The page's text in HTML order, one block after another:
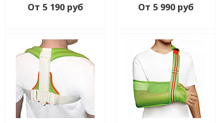
От 5 190 руб От 5 990 руб